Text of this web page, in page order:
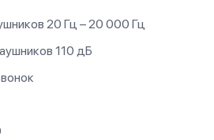
20 Гц – 20 000 Гц
110 дБ